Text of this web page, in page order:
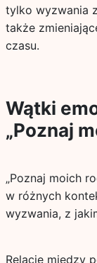
tylko wyzwania
także
czasu.
Wątki
„Poznaj
„Poznaj moich
w różnych
wyzwania, z
Relacje między